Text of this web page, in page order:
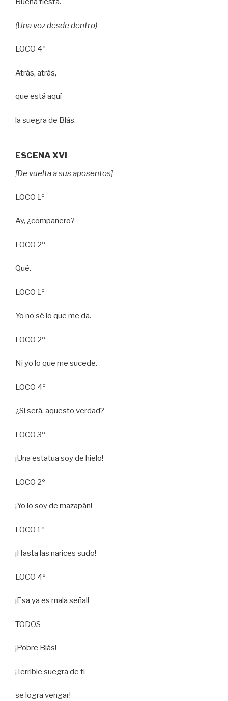
(Una voz desde dentro)
LOCO 4º
Atrás, atrás,
que está aquí
la suegra de Blás.
ESCENA XVI
[De vuelta a sus aposentos]
LOCO 1º
Ay, ¿compañero?
LOCO 2º
Qué.
LOCO 1º
Yo no sé lo que me da.
LOCO 2º
Ni yo lo que me sucede.
LOCO 4º
¿Si será, aquesto verdad?
LOCO 3º
¡Una estatua soy de hielo!
LOCO 2º
¡Yo lo soy de mazapán!
LOCO 1º
¡Hasta las narices sudo!
LOCO 4º
¡Esa ya es mala señal!
TODOS
¡Pobre Blás!
¡Terrible suegra de ti
se logra vengar!